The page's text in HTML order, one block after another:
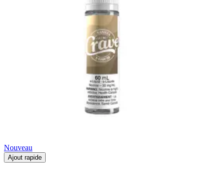
Nouveau
Ajout rapide